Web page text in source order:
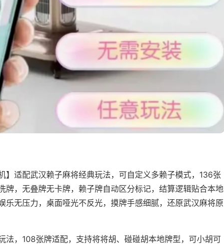
】适配武汉赖子麻将经典玩法，可自定义多赖子模式，136张
牌，无叠牌无卡牌，赖子牌自动区分标记，结算逻辑贴合本地
乐无压力，桌面哑光不反光，摸牌手感细腻，还原武汉麻将原
法，108张牌适配，支持将将胡、碰碰胡本地牌型，可小胡可